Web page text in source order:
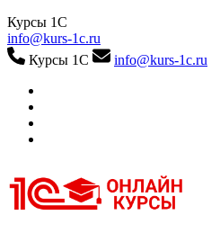
Курсы 1С
info@kurs-1c.ru
Курсы 1С
info@kurs-1c.ru